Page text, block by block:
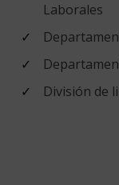
Laborales
División de